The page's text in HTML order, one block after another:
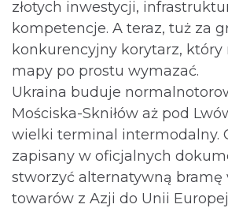
złotych inwestycji,
kompetencje. A teraz, tuż za
konkurencyjny korytarz, który
mapy po prostu wymazać.
Ukraina buduje
Mościska-Skniłów aż pod
wielki terminal intermodalny.
zapisany w oficjalnych
stworzyć alternatywną bramę
towarów z Azji do Unii